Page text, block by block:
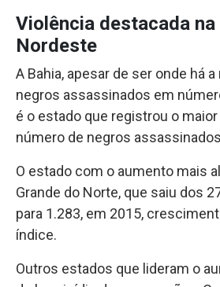
Violência destacada
Nordeste
A Bahia, apesar de ser onde há
negros assassinados em
é o estado que registrou o
número de negros
O estado com o aumento mais
Grande do Norte, que saiu dos
para 1.283, em 2015,
índice.
Outros estados que lideram o